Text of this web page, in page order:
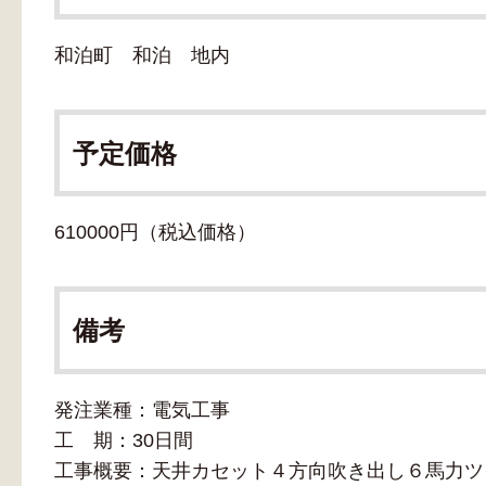
和泊町 和泊 地内
予定価格
610000円（税込価格）
備考
発注業種：電気工事
工 期：30日間
工事概要：天井カセット４方向吹き出し６馬力